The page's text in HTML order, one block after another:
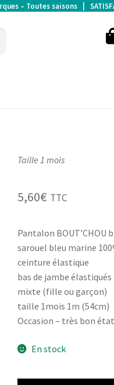
– Toutes saisons |
Taille 1 mois
5,60€ TTC
Pantalon BOUT’CHOU
sarouel bleu marine
ceinture élastique
bas de jambe
mixte (fille ou garçon)
taille 1mois 1m (54cm)
Occasion – très bon état
En stock